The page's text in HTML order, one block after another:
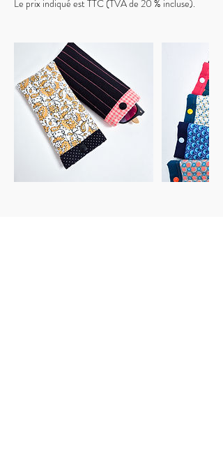
Le prix indiqué est TTC (TVA de 20 % incluse).